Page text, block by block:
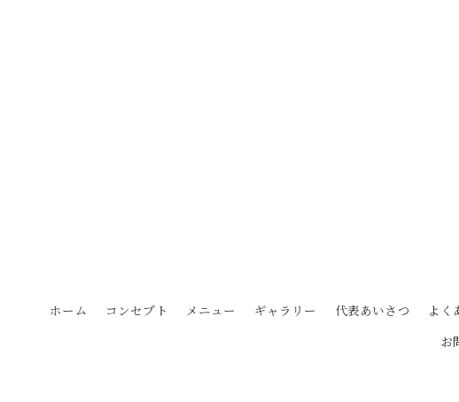
ホーム コンセプト メニュー ギャラリー 代表あいさつ よく
お